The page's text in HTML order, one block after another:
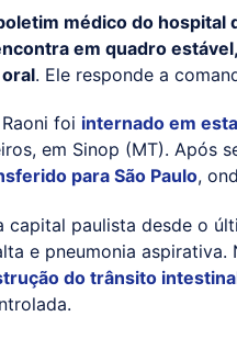
médico do
em quadro
. Ele responde a
foi internado em
em Sinop (MT). Após
para São Paulo,
capital paulista desde o
e pneumonia
do trânsito